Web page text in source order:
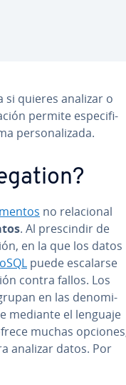
si quieres analizar o
permite es­pe­ci­fi­
pe­r­so­na­li­za­da.
no re­la­cio­nal
. Al pre­s­ci­n­dir de
en la que los datos
puede escalarse
contra fallos. Los
en las de­no­mi­
mediante el lenguaje
muchas
analizar datos. Por